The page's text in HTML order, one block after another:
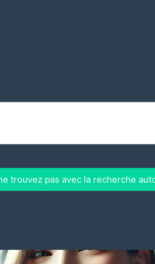
trouvez pas avec la recherche